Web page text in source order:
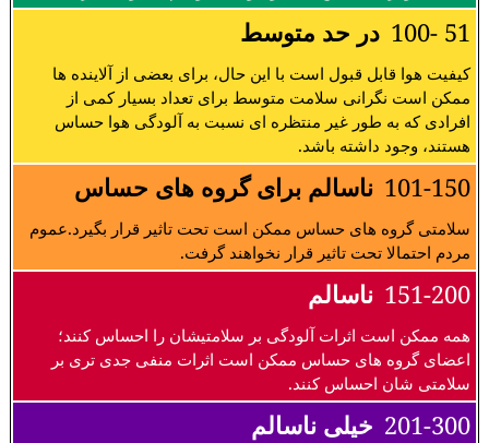
51 -100 در حد متوسط
کیفیت هوا قابل قبول است با این حال، برای بعضی از آلاینده ها
ممکن است نگرانی سلامت متوسط برای تعداد بسیار کمی از
افرادی که به طور غیر منتظره ای نسبت به آلودگی هوا حساس
هستند، وجود داشته باشد.
101-150 ناسالم برای گروه های حساس
سلامتی گروه های حساس ممکن است تحت تاثیر قرار بگیرد.عموم
مردم احتمالا تحت تاثیر قرار نخواهند گرفت.
151-200 ناسالم
همه ممکن است اثرات آلودگی بر سلامتیشان را احساس کنند؛
اعضای گروه های حساس ممکن است اثرات منفی جدی تری بر
سلامتی شان احساس کنند.
201-300 خیلی ناسالم